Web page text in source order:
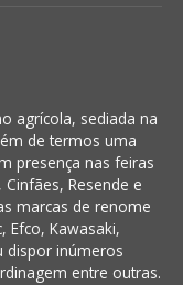
agrícola, sediada na
de termos uma
presença nas feiras
Resende e
marcas de renome
Efco, Kawasaki,
dispor inúmeros
entre outras.